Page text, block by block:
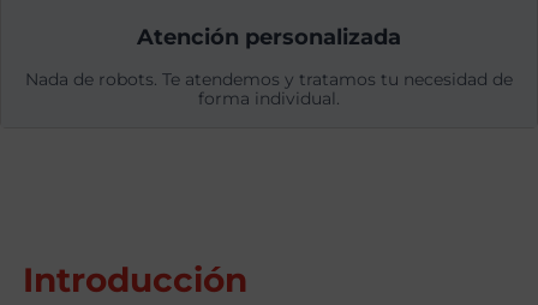
Atención personalizada
Nada de robots. Te atendemos y tratamos tu necesidad de
forma individual.
Introducción